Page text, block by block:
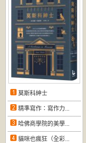
莫斯科紳士
精準寫作：寫作力...
哈佛商學院的美學...
貓咪也瘋狂（全彩...